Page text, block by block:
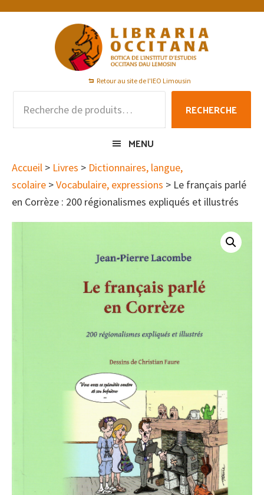
Passer
Passer
Passer
Retour au site de l'IEO Limousin
pour :
RECHERCHE
MENU
Accueil > Livres > Dictionnaires, langue,
scolaire >Vocabulaire, expressions > Le français parlé
en Corrèze : 200 régionalismes expliqués et illustrés